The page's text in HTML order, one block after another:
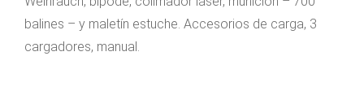
balines – y maletín estuche. Accesorios de carga, 3
cargadores, manual.